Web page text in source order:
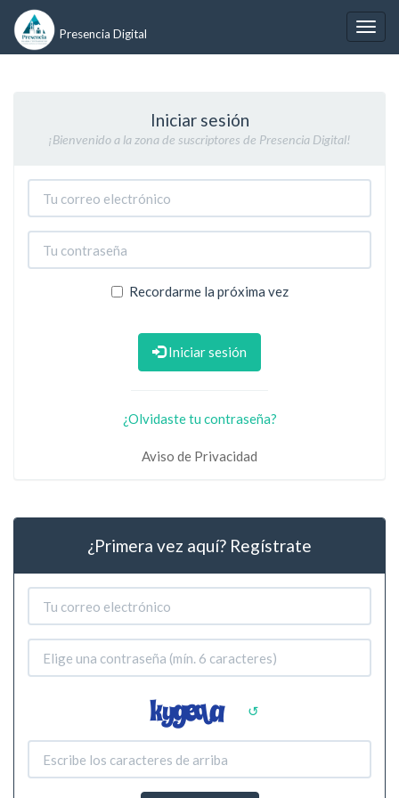
Presencia Digital
Iniciar sesión
¡Bienvenido a la zona de suscriptores de Presencia Digital!
Recordarme la próxima vez
Iniciar sesión
¿Olvidaste tu contraseña?
Aviso de Privacidad
¿Primera vez aquí? Regístrate
↺